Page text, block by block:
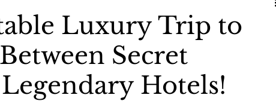
Luxury Trip to
Secret
Hotels!